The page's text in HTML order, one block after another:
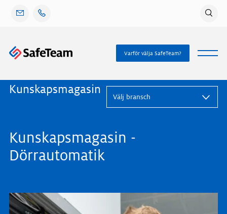
vidare
Varför välja SafeTeam?
Kunskapsmagasin
Kunskapsmagasin -
Dörrautomatik